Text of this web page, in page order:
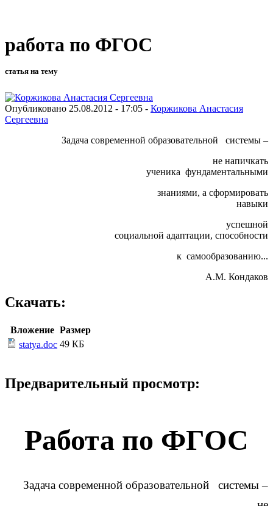
работа по ФГОС
статья на тему
Опубликовано 25.08.2012 - 17:05 - Коржикова Анастасия
Сергеевна
Задача современной образовательной системы –
не напичкать
ученика фундаментальными
знаниями, а сформировать
навыки
успешной
социальной адаптации, способности
к самообразованию...
А.М. Кондаков
Скачать:
Вложение Размер
statya.doc 49 КБ
Предварительный просмотр:
Работа по ФГОС
Задача современной образовательной системы –